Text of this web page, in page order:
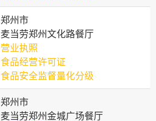
郑州市
麦当劳郑州文化路餐厅
营业执照
食品经营许可证
食品安全监督量化分级
郑州市
麦当劳郑州金城广场餐厅